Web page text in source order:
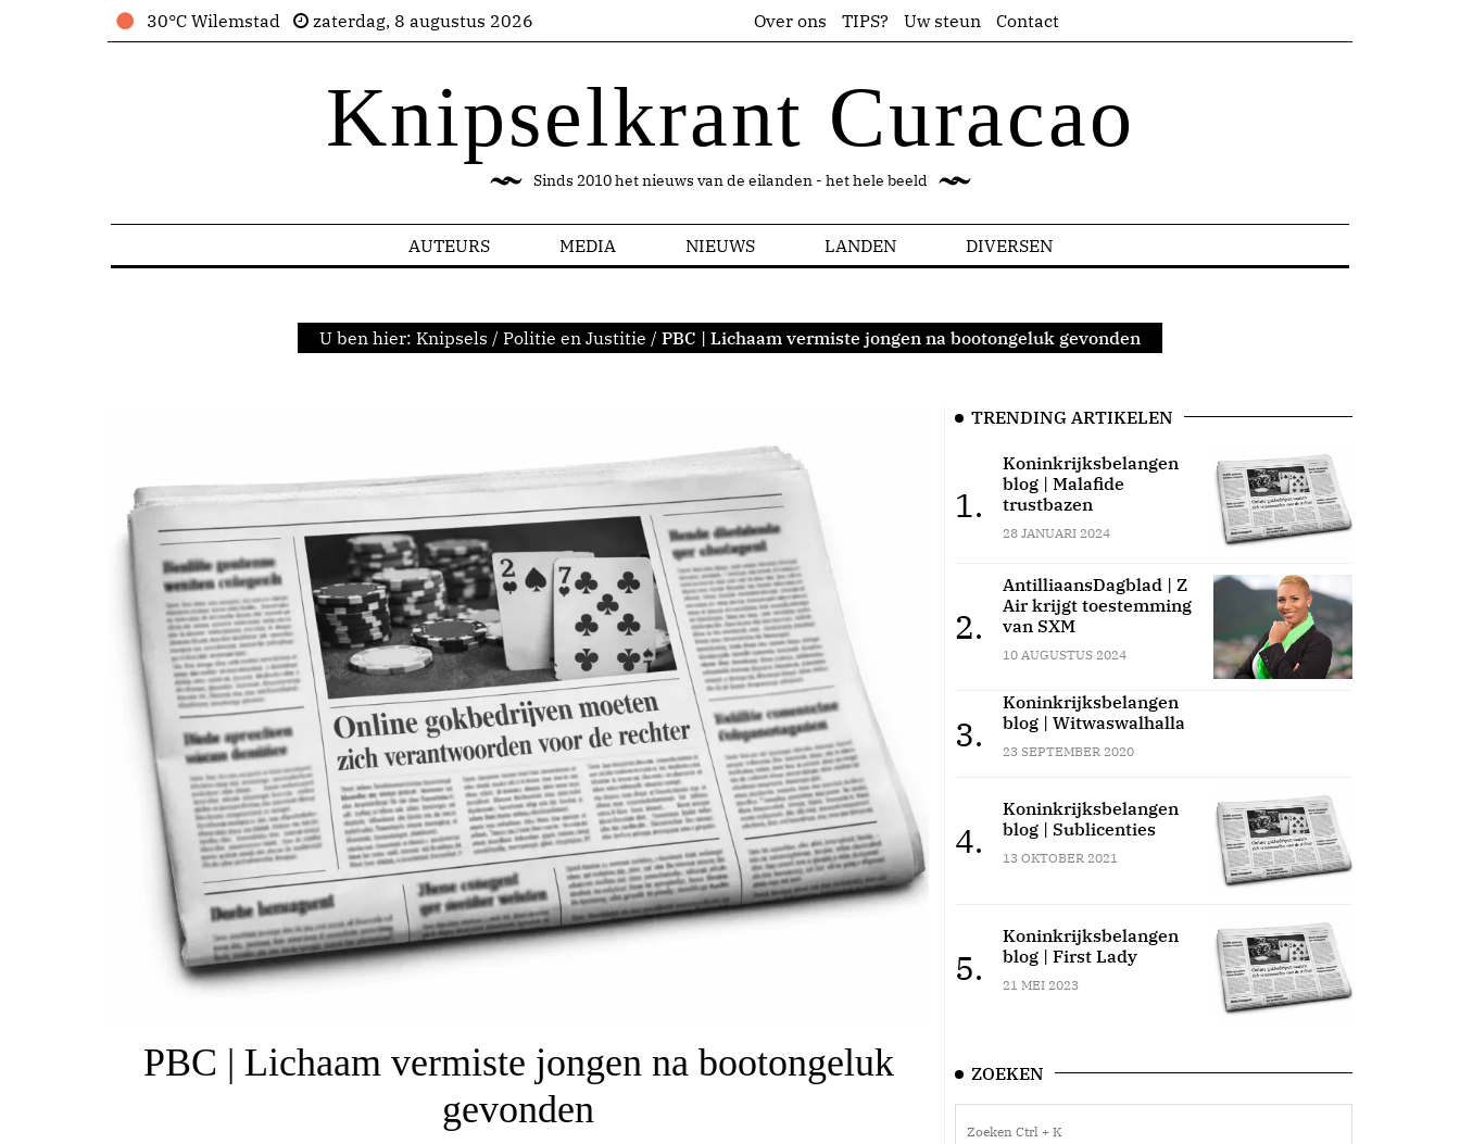
30°C Wilemstad zaterdag, 8 augustus 2026 Over ons TIPS? Uw steun Contact
Knipselkrant Curacao
Sinds 2010 het nieuws van de eilanden - het hele beeld
AUTEURS MEDIA NIEUWS LANDEN DIVERSEN
U ben hier: Knipsels / Politie en Justitie / PBC | Lichaam vermiste jongen na bootongeluk gevonden
PBC | Lichaam vermiste jongen na bootongeluk
gevonden
TRENDING ARTIKELEN
1.
Koninkrijksbelangen
blog | Malafide
trustbazen
28 JANUARI 2024
2.
AntilliaansDagblad | Z
Air krijgt toestemming
van SXM
10 AUGUSTUS 2024
3.
Koninkrijksbelangen
blog | Witwaswalhalla
23 SEPTEMBER 2020
4.
Koninkrijksbelangen
blog | Sublicenties
13 OKTOBER 2021
5.
Koninkrijksbelangen
blog | First Lady
21 MEI 2023
ZOEKEN